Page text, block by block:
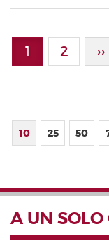
Página
1 Page
2 ››
10 25 50
A UN SOLO